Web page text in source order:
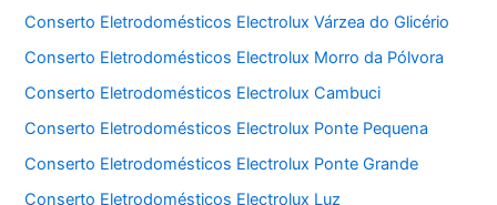
Conserto Eletrodomésticos Electrolux Várzea do Glicério
Conserto Eletrodomésticos Electrolux Morro da Pólvora
Conserto Eletrodomésticos Electrolux Cambuci
Conserto Eletrodomésticos Electrolux Ponte Pequena
Conserto Eletrodomésticos Electrolux Ponte Grande
Conserto Eletrodomésticos Electrolux Luz